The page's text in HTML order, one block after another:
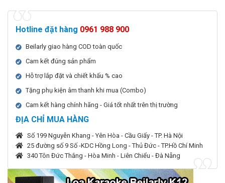
Hotline đặt hàng 0961 988 900
Beilarly giao hàng COD toàn quốc
Cam kết đúng sản phẩm
Hỗ trợ lắp đặt và chiết khấu % cao
Tặng phụ kiện âm thanh khi mua (Combo)
Cam kết hàng chính hãng - Giá tốt nhất trên thị trường
ĐỊA CHỈ MUA HÀNG
Số 199 Nguyễn Khang - Yên Hòa - Cầu Giấy - TP. Hà Nội
25 đường số 9 Số -KDC Hồng Long - Thủ Đức - TP.Hồ Chí Minh
340 Tôn Đức Thắng - Hòa Minh - Liên Chiểu - Đà Nẵng